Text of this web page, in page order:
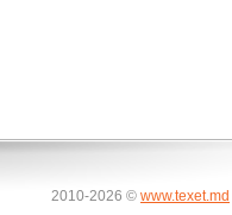
2010-2026 © www.texet.md